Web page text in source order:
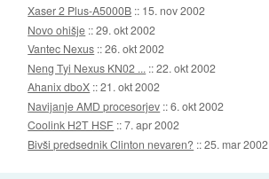
Xaser 2 Plus-A5000B :: 15. nov 2002
Novo ohišje ::29. okt 2002
Vantec Nexus ::26. okt 2002
Neng Tyi Nexus KN02 ... ::22. okt 2002
Ahanix dboX ::21. okt 2002
Navijanje AMD procesorjev ::6. okt 2002
Coolink H2T HSF ::7. apr 2002
Bivši predsednik Clinton nevaren? ::25. mar 2002